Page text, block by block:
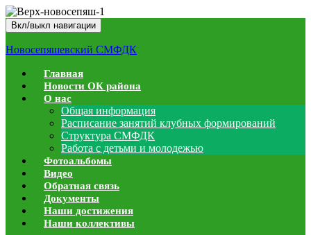
Вкл/выкл навигации
Новосепяшевский СМФДК
Главная
Новости ОК района
О нас
Общая информация
Расписание занятий клубных формирований
Структура СМФДК
Работа с детьми и молодежью
Фотоальбомы
Видео
Обратная связь
Документы
Наши достижения
Наши коллективы